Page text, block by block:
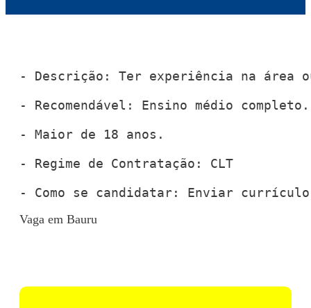
- Descrição: Ter experiência na área
- Recomendável: Ensino médio completo.
- Maior de 18 anos.
- Regime de Contratação: CLT
- Como se candidatar: Enviar
Vaga em Bauru